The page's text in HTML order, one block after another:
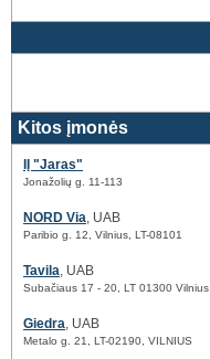
Kitos įmonės
IĮ "Jaras"
Jonažolių g. 11-113
NORD Via, UAB
Paribio g. 12, Vilnius, LT-08101
Tavila, UAB
Subačiaus 17 - 20, LT 01300 Vilnius
Giedra, UAB
Metalo g. 21, LT-02190, VILNIUS